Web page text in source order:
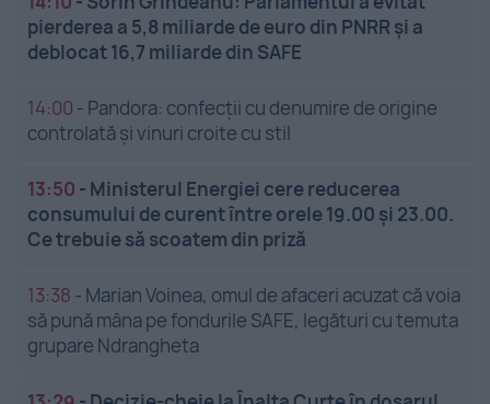
pierderea a 5,8 miliarde de euro din PNRR și a
deblocat 16,7 miliarde din SAFE
14:00 - Pandora: confecții cu denumire de origine
controlată și vinuri croite cu stil
13:50 - Ministerul Energiei cere reducerea
consumului de curent între orele 19.00 și 23.00.
Ce trebuie să scoatem din priză
13:38 - Marian Voinea, omul de afaceri acuzat că voia
să pună mâna pe fondurile SAFE, legături cu temuta
grupare Ndrangheta